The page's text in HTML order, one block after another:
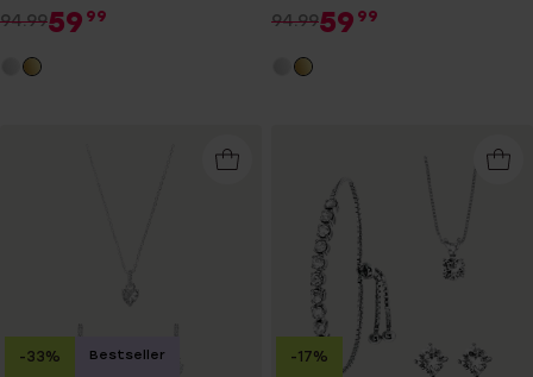
voor dames
94.9959 99
voor dames
94.9959 99
-33% Bestseller -17%